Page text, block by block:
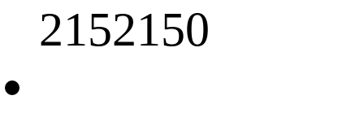
2152150